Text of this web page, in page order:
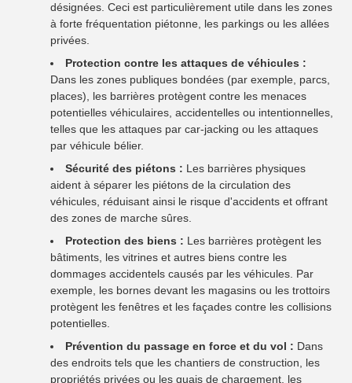
désignées. Ceci est particulièrement utile dans les zones
à forte fréquentation piétonne, les parkings ou les allées
privées.
Protection contre les attaques de véhicules :
Dans les zones publiques bondées (par exemple, parcs,
places), les barrières protègent contre les menaces
potentielles véhiculaires, accidentelles ou intentionnelles,
telles que les attaques par car-jacking ou les attaques
par véhicule bélier.
Sécurité des piétons : Les barrières physiques
aident à séparer les piétons de la circulation des
véhicules, réduisant ainsi le risque d'accidents et offrant
des zones de marche sûres.
Protection des biens : Les barrières protègent les
bâtiments, les vitrines et autres biens contre les
dommages accidentels causés par les véhicules. Par
exemple, les bornes devant les magasins ou les trottoirs
protègent les fenêtres et les façades contre les collisions
potentielles.
Prévention du passage en force et du vol : Dans
des endroits tels que les chantiers de construction, les
propriétés privées ou les quais de chargement, les